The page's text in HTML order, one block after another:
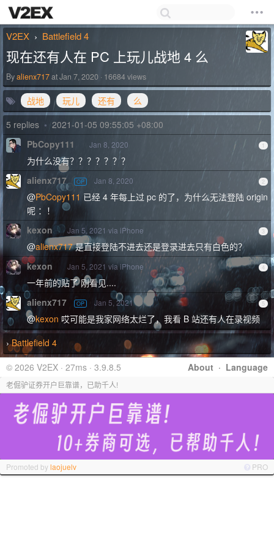
V2EX › Battlefield 4
现在还有人在 PC 上玩儿战地 4 么
Byalienx717at Jan 7, 2020 · 16684 views
战地 玩儿 还有
么
5 replies • 2021-01-05 09:55:05 +08:00
1
PbCopy111 Jan 8, 2020
为什么没有？？？？？？？
2
alienx717 OP Jan 8, 2020
@PbCopy111 已经 4 年每上过 pc 的了，为什么无法登陆 origin
呢 ：！
3
kexon Jan 5, 2021 via iPhone
@alienx717是直接登陆不进去还是登录进去只有白色的？
4
kexon Jan 5, 2021 via iPhone
一年前的贴了 刚看见....
5
alienx717 OP Jan 5, 2021
@kexon 哎可能是我家网络太烂了，我看 B 站还有人在录视频
› Battlefield 4
About · Language
© 2026 V2EX · 27ms · 3.9.8.5
老倔驴证券开户巨靠谱，已助千人!
Promoted bylaojuelv PRO